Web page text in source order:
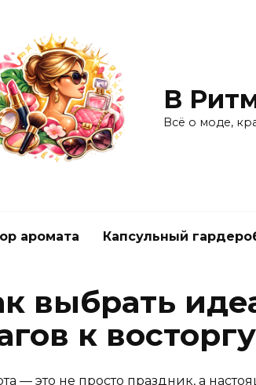
В
Всё о моде,
аромата Капсульный
выбрать
к
— это не просто праздник, а